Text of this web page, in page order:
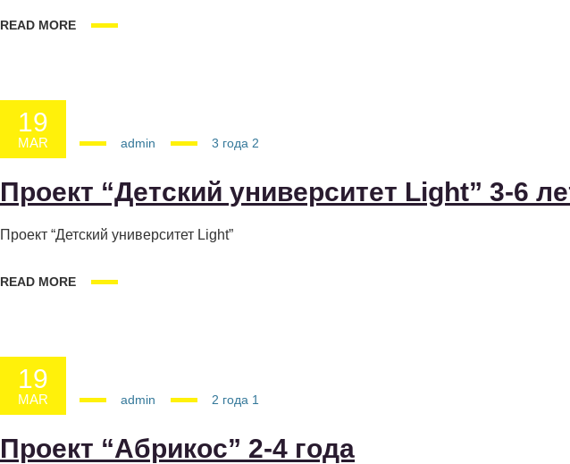
READ MORE
19
MAR
19.03.2025 admin 3 года 2
Проект “Детский университет Light” 3-6
Проект “Детский университет Light”
READ MORE
19
MAR
19.03.2025 admin 2 года 1
Проект “Абрикос” 2-4 года